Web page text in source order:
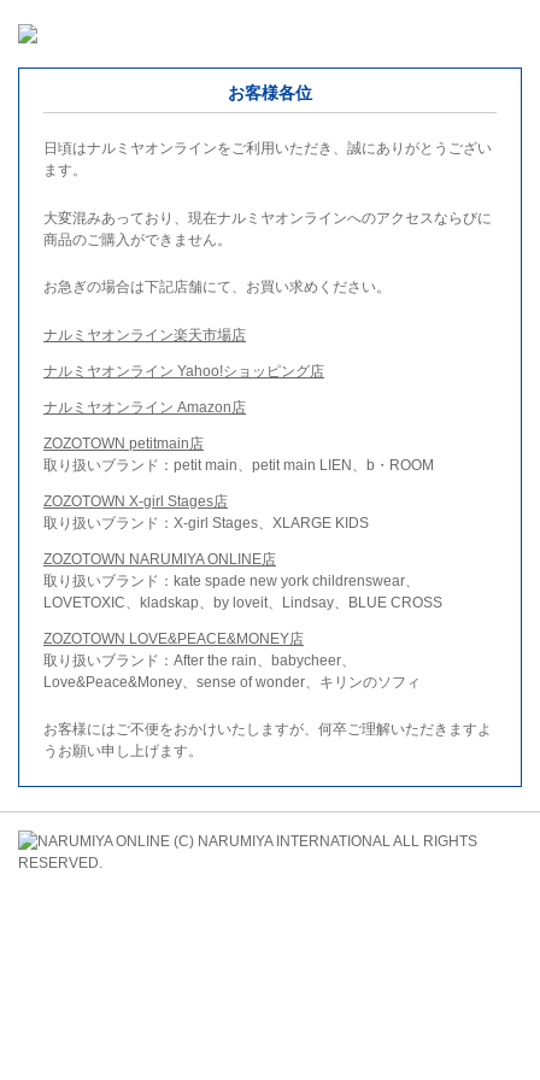
お客様各位
日頃はナルミヤオンラインをご利用いただき、誠にありがとうござい
ます。
大変混みあっており、現在ナルミヤオンラインへのアクセスならびに
商品のご購入ができません。
お急ぎの場合は下記店舗にて、お買い求めください。
ナルミヤオンライン楽天市場店
ナルミヤオンライン Yahoo!ショッピング店
ナルミヤオンライン Amazon店
ZOZOTOWN petitmain店
取り扱いブランド：petit main、petit main LIEN、b・ROOM
ZOZOTOWN X-girl Stages店
取り扱いブランド：X-girl Stages、XLARGE KIDS
ZOZOTOWN NARUMIYA ONLINE店
取り扱いブランド：kate spade new york childrenswear、
LOVETOXIC、kladskap、by loveit、Lindsay、BLUE CROSS
ZOZOTOWN LOVE&PEACE&MONEY店
取り扱いブランド：After the rain、babycheer、
Love&Peace&Money、sense of wonder、キリンのソフィ
お客様にはご不便をおかけいたしますが、何卒ご理解いただきますよ
うお願い申し上げます。